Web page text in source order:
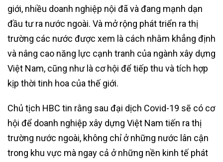
giới, nhiều doanh nghiệp nội đã và đang mạnh dạn
đầu tư ra nước ngoài. Và mở rộng phát triển ra thị
trường các nước được xem là cách nhằm khẳng định
và nâng cao năng lực cạnh tranh của ngành xây dựng
Việt Nam, cũng như là cơ hội để tiếp thu và tích hợp
kịp thời tinh hoa của thế giới.
Chủ tịch HBC tin rằng sau đại dịch Covid-19 sẽ có cơ
hội để doanh nghiệp xây dựng Việt Nam tiến ra thị
trường nước ngoài, không chỉ ở những nước lân cận
trong khu vực mà ngay cả ở những nền kinh tế phát